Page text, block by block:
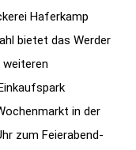
Haferkamp
bietet das Werder
weiteren
in der
zum Feierabend-